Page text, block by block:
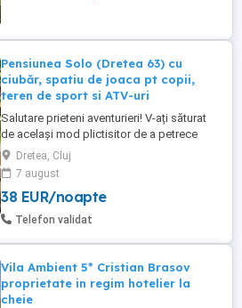
Pensiunea Solo (Dretea 63) cu
ciubăr, spatiu de joaca pt copii,
teren de sport si ATV-uri
Salutare prieteni aventurieri! V-ați săturat
de același mod plictisitor de a petrece
timpul liber? Veniți să petreceți niște
momente de neuitat la Pensiunea Solo din
localitatea Dretea, județul Cluj. Împreună
cu noi, veți fi răsfățați cu cele mai
frumoase priveliști și cele mai intense
Dretea, Cluj
7 august
38 EUR/noapte
Telefon validat
Vila Ambient 5* Cristian Brasov
proprietate in regim hotelier la
cheie